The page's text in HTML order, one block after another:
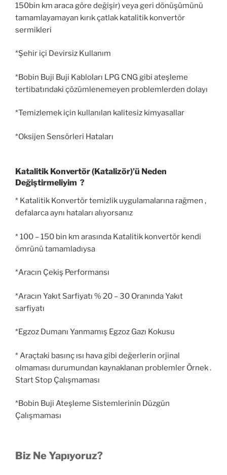
150bin km araca göre değişir) veya geri dönüşümünü
tamamlayamayan kırık çatlak katalitik konvertör
sermikleri
*Şehir içi Devirsiz Kullanım
*Bobin Buji Buji Kabloları LPG CNG gibi ateşleme
tertibatındaki çözümlenemeyen problemlerden dolayı
*Temizlemek için kullanılan kalitesiz kimyasallar
*Oksijen Sensörleri Hataları
Katalitik Konvertör (Katalizör)’ü Neden
Değiştirmeliyim ?
* Katalitik Konvertör temizlik uygulamalarına rağmen ,
defalarca aynı hataları alıyorsanız
* 100 – 150 bin km arasında Katalitik konvertör kendi
ömrünü tamamladıysa
*Aracın Çekiş Performansı
*Aracın Yakıt Sarfiyatı % 20 – 30 Oranında Yakıt
sarfiyatı
*Egzoz Dumanı Yanmamış Egzoz Gazı Kokusu
* Araçtaki basınç ısı hava gibi değerlerin orjinal
olmaması durumundan kaynaklanan problemler Örnek .
Start Stop Çalışmaması
*Bobin Buji Ateşleme Sistemlerinin Düzgün
Çalışmaması
Biz Ne Yapıyoruz?